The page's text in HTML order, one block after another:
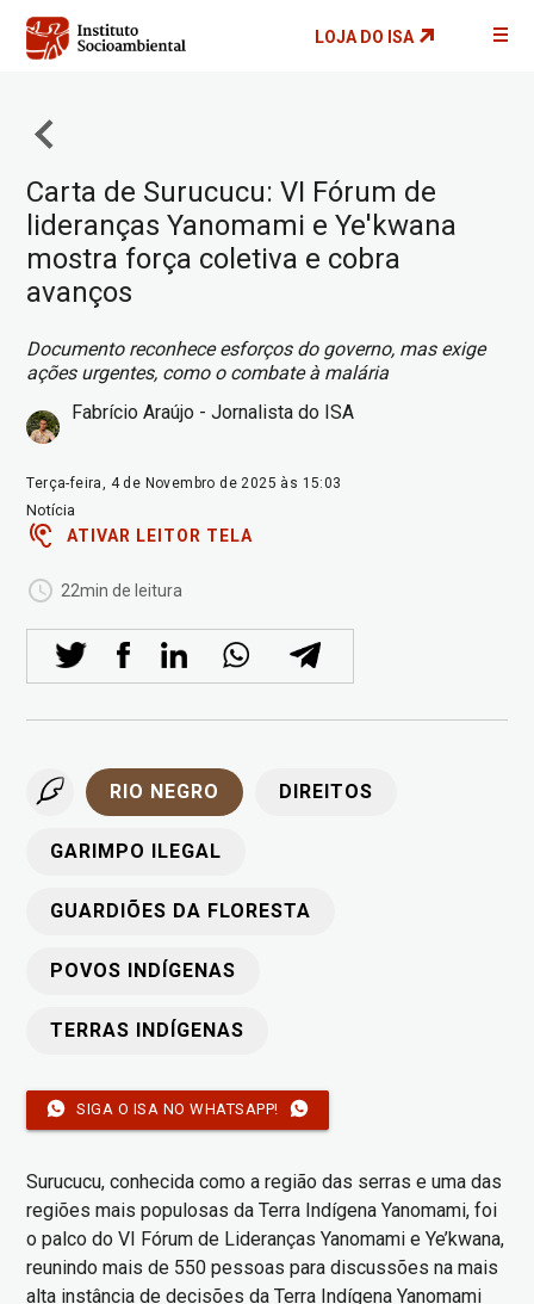
Pular
para
principal
LOJA DO ISA
Carta de Surucucu: VI Fórum de
lideranças Yanomami e Ye'kwana
mostra força coletiva e cobra
avanços
Documento reconhece esforços do governo, mas exige
ações urgentes, como o combate à malária
Fabrício Araújo - Jornalista do ISA
Terça-feira, 4 de Novembro de 2025 às 15:03
Notícia
ATIVAR LEITOR TELA
22min de leitura
RIO NEGRO DIREITOS
GARIMPO ILEGAL
GUARDIÕES DA FLORESTA
POVOS INDÍGENAS
TERRAS INDÍGENAS
SIGA O ISA NO WHATSAPP!
Surucucu, conhecida como a região das serras e uma das
regiões mais populosas da Terra Indígena Yanomami, foi
o palco do VI Fórum de Lideranças Yanomami e Ye’kwana,
reunindo mais de 550 pessoas para discussões na mais
alta instância de decisões da Terra Indígena Yanomami